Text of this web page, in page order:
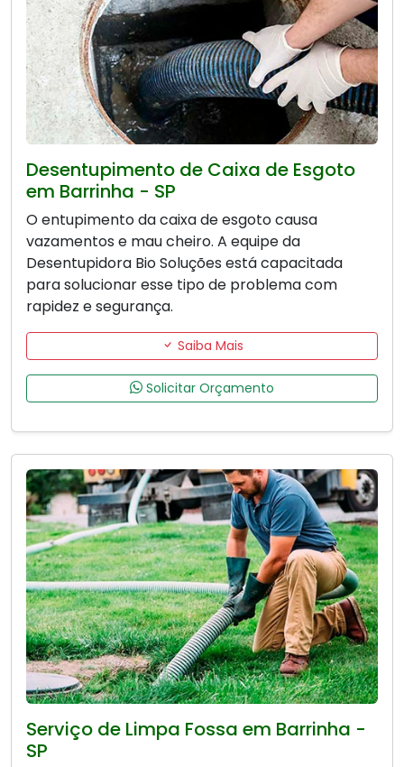
Desentupimento de Caixa de Esgoto
em Barrinha - SP
O entupimento da caixa de esgoto causa
vazamentos e mau cheiro. A equipe da
Desentupidora Bio Soluções está capacitada
para solucionar esse tipo de problema com
rapidez e segurança.
Saiba Mais
Solicitar Orçamento
Serviço de Limpa Fossa em Barrinha -
SP